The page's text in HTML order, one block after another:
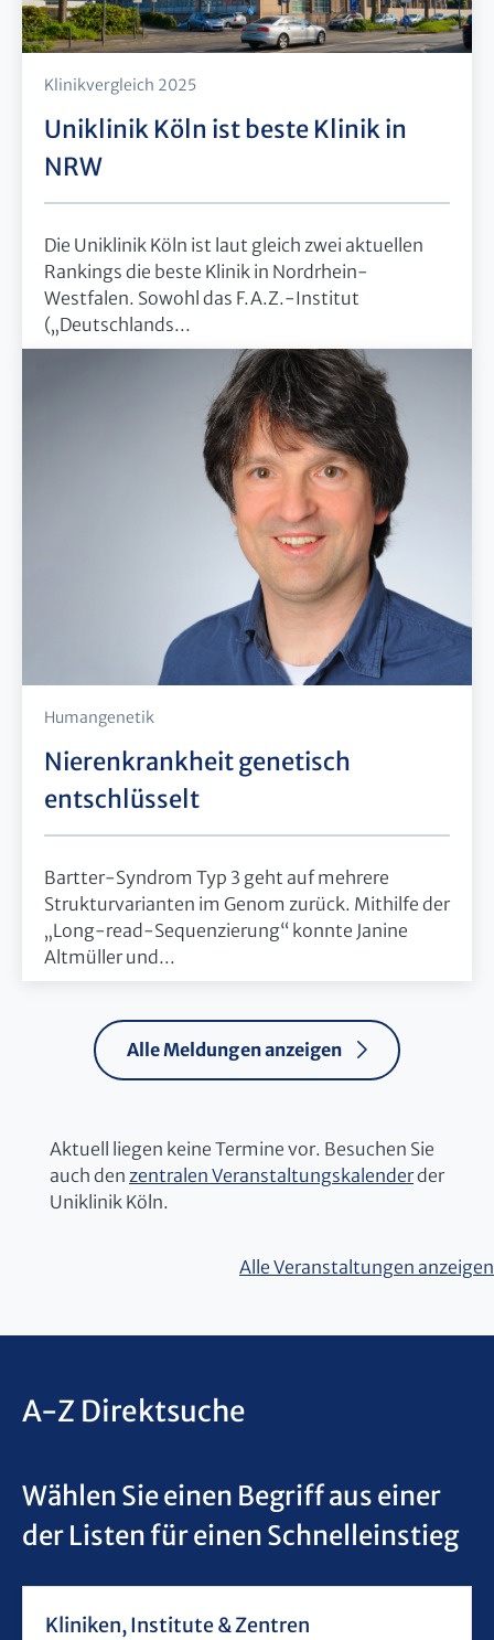
Klinikvergleich 2025
Uniklinik Köln ist beste Klinik in
NRW
Die Uniklinik Köln ist laut gleich zwei aktuellen
Rankings die beste Klinik in Nordrhein-
Westfalen. Sowohl das F.A.Z.-Institut
(„Deutschlands...
Humangenetik
Nierenkrankheit genetisch
entschlüsselt
Bartter-Syndrom Typ 3 geht auf mehrere
Strukturvarianten im Genom zurück. Mithilfe der
„Long-read-Sequenzierung“ konnte Janine
Altmüller und...
Alle Meldungen anzeigen
Aktuell liegen keine Termine vor. Besuchen Sie
auch den zentralen Veranstaltungskalenderder
Uniklinik Köln.
Alle Veranstaltungen anzeigen
A-Z Direktsuche
Wählen Sie einen Begriff aus einer
der Listen für einen Schnelleinstieg